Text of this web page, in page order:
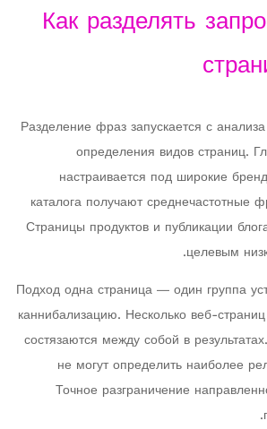
Как разделять
Разделение фраз запускается с
определения видов страниц.
настраивается под широкие
каталога получают среднечастотные
Страницы продуктов и публикации
целевым
Подход одна страница — один группа
каннибализацию. Несколько веб-
состязаются между собой в
не могут определить наиболее
Точное разграничение